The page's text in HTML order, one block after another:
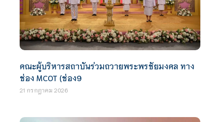
คณะผู้บริหารสถาบันร่วมถวายพระพรชัยมงคล ทาง
ช่อง MCOT (ช่อง9
21 กรกฎาคม 2026